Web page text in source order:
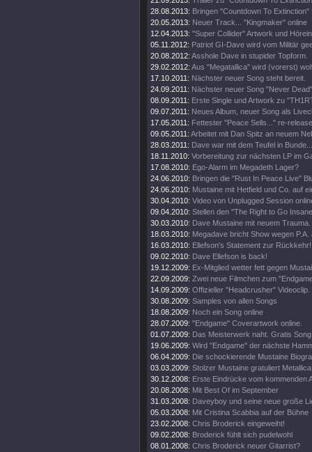
28.08.2013: Bringen "Countdown To Extinction"
20.05.2013: Neuer Track... "Kingmaker" online
12.04.2013: "Super Collider" Artwork und
05.11.2012: Patriot GI-Dave wird vom Militär
20.08.2012: Asshole Dave in stupider Topform.
29.02.2012: Aus "Megatallica" wird (vorerst)
17.10.2011: Nächster neuer Song steht bereit.
24.09.2011: Nächster neuer Song "Never
08.09.2011: Erste Single und Artwork zu
09.07.2011: Neues Album, neuer Song als
17.05.2011: Fettester "Peace Sells..." re-
09.05.2011: Arbeitet mit Dan Spitz an neuem
28.03.2011: Dave war mit dem Teufel in Bunde...
18.11.2010: Vorbereitung zur nächsten LP im
17.08.2010: Ego-Alarm im Megadeth Lager?
24.06.2010: Bringen die "Rust In Peace Live"
24.06.2010: Mustaine mit Hetfield und Co. auf
30.04.2010: Video von Unplugged Session
09.04.2010: Stellen den "The Right to Go
30.03.2010: Dave Mustaine mit neuem Trauma.
18.03.2010: Megadave bricht Show wegen P.A.
16.03.2010: Ellefson's Statement zur Rückkehr!
09.02.2010: Dave Ellefson is back!
19.12.2009: Ex-Mitglied wetter fett gegen
22.09.2009: Zwei neue Filmchen zum
14.09.2009: Offizieller "Headcrusher" Videoclip.
30.08.2009: Samples von allen Songs
18.08.2009: Noch ein Song online
28.07.2009: "Endgame" Coverartwork online.
01.07.2009: Das Meisterwerk naht. Gratis
19.06.2009: Wird "Endgame" der nächste
06.04.2009: Die schockierende Mustaine
03.03.2009: Stolzer Mustaine gratuliert
30.12.2008: Erste Eindrücke vom kommenden
20.08.2008: Mit Best Of im September
31.03.2008: Daveyboy und seine neue große
05.03.2008: Mit Cristina Scabbia auf der Bühne
23.02.2008: Chris Broderick eingeweiht!
09.02.2008: Broderick fühlt sich pudelwohl
08.01.2008: Chris Broderick neuer Gitarrist?